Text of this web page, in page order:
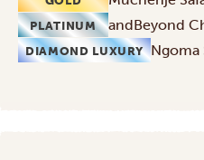
PLATINUM andBeyond
DIAMOND LUXURY Ngoma